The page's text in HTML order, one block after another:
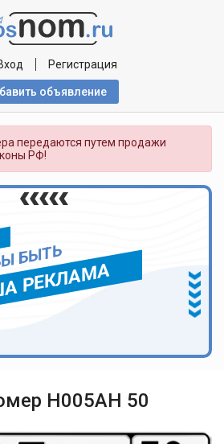
Регистрация
объявлениe
передаются путем продажи
РФ!
БЫТЬ
РЕКЛАМА
Н005АН 50